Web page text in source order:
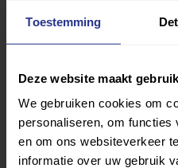
Toestemming
Deze website maakt
We gebruiken cookies om
personaliseren, om functies
en om ons websiteverkeer
informatie over uw gebruik
Sport